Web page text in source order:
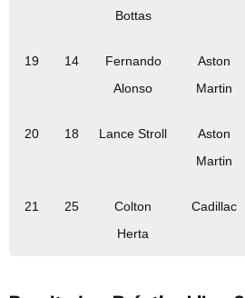
Bottas
19 14
Fernando
Alonso
Aston
Martin
20 18 Lance Stroll
Aston
Martin
21 25
Colton
Herta
Cadillac